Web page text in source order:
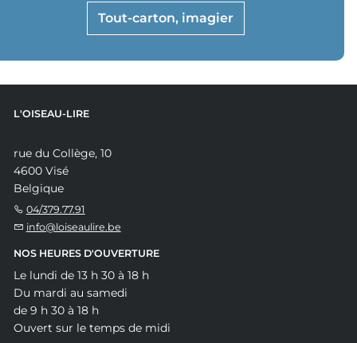
Tout-carton, imagier
L'OISEAU-LIRE
rue du Collège, 10
4600 Visé
Belgique
04/379.77.91
info@loiseaulire.be
NOS HEURES D'OUVERTURE
Le lundi de 13 h 30 à 18 h
Du mardi au samedi
de 9 h 30 à 18 h
Ouvert sur le temps de midi